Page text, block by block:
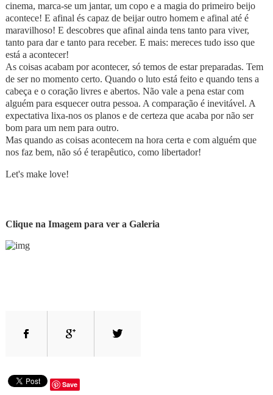
cinema, marca-se um jantar, um copo e a magia do primeiro beijo
acontece! E afinal és capaz de beijar outro homem e afinal até é
maravilhoso! E descobres que afinal ainda tens tanto para viver,
tanto para dar e tanto para receber. E mais: mereces tudo isso que
está a acontecer!
As coisas acabam por acontecer, só temos de estar preparadas. Tem
de ser no momento certo. Quando o luto está feito e quando tens a
cabeça e o coração livres e abertos. Não vale a pena estar com
alguém para esquecer outra pessoa. A comparação é inevitável. A
expectativa lixa-nos os planos e de certeza que acaba por não ser
bom para um nem para outro.
Mas quando as coisas acontecem na hora certa e com alguém que
nos faz bem, não só é terapêutico, como libertador!
Let's make love!
Clique na Imagem para ver a Galeria
Save